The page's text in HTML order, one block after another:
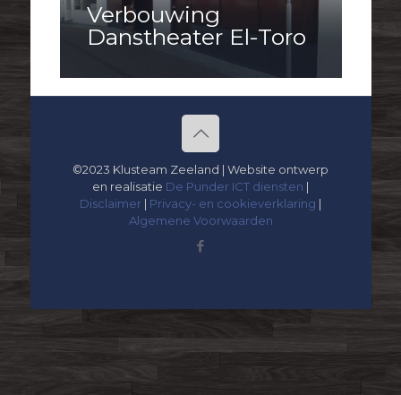
Verbouwing
Danstheater El-Toro
©2023 Klusteam Zeeland | Website ontwerp
en realisatie De Punder ICT diensten |
Disclaimer | Privacy- en cookieverklaring |
Algemene Voorwaarden